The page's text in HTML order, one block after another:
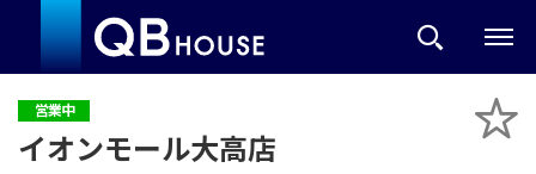
営業中
イオンモール大高店